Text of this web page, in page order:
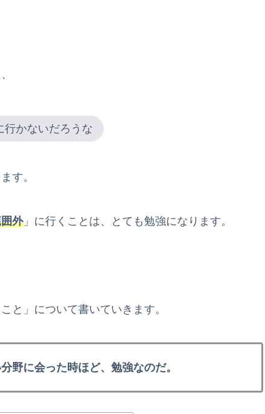
行かないだろうな
す。
外」に行くことは、とても勉強になります。
と」について書いていきます。
野に会った時ほど、勉強なのだ。